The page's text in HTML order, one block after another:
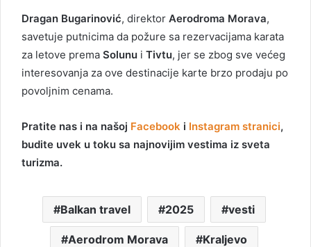
Dragan Bugarinović, direktor Aerodroma Morava,
savetuje putnicima da požure sa rezervacijama karata
za letove prema Solunu i Tivtu, jer se zbog sve većeg
interesovanja za ove destinacije karte brzo prodaju po
povoljnim cenama.
Pratite nas i na našoj Facebook i Instagram stranici,
budite uvek u toku sa najnovijim vestima iz sveta
turizma.
Balkan travel 2025 vesti
Aerodrom Morava Kraljevo